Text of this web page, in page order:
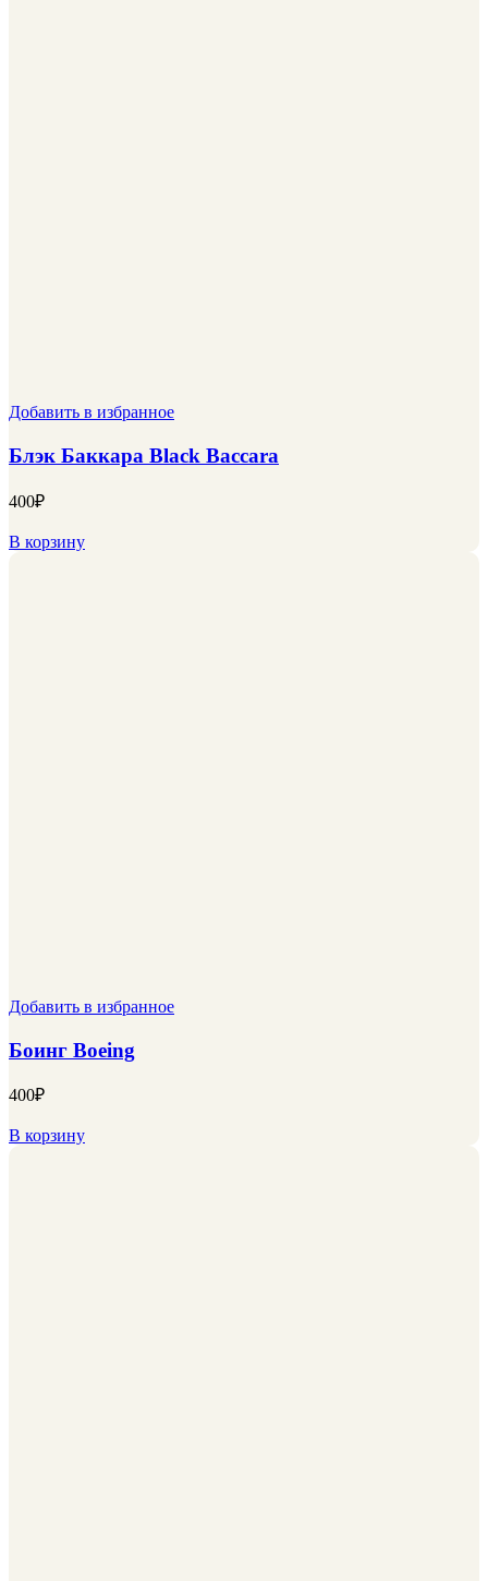
Добавить в избранное
Блэк Баккара Black Baccara
400₽
В корзину
Добавить в избранное
Боинг Boeing
400₽
В корзину